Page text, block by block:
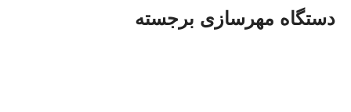
دستگاه مهرسازی برجسته